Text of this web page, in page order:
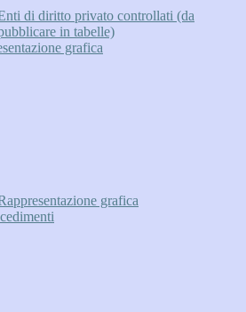
di diritto privato controllati (da
in tabelle)
grafica
grafica